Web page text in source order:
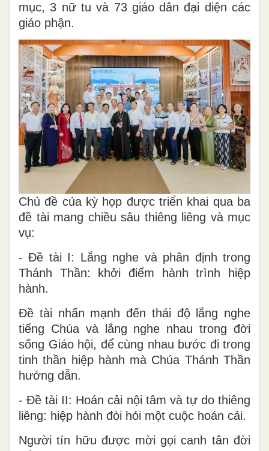
mục, 3 nữ tu và 73 giáo dân đại diện các
giáo phận.
Chủ đề của kỳ họp được triển khai qua ba
đề tài mang chiều sâu thiêng liêng và mục
vụ:
- Đề tài I: Lắng nghe và phân định trong
Thánh Thần: khởi điểm hành trình hiệp
hành.
Đề tài nhấn mạnh đến thái độ lắng nghe
tiếng Chúa và lắng nghe nhau trong đời
sống Giáo hội, để cùng nhau bước đi trong
tinh thần hiệp hành mà Chúa Thánh Thần
hướng dẫn.
- Đề tài II: Hoán cải nội tâm và tự do thiêng
liêng: hiệp hành đòi hỏi một cuộc hoán cải.
Người tín hữu được mời gọi canh tân đời